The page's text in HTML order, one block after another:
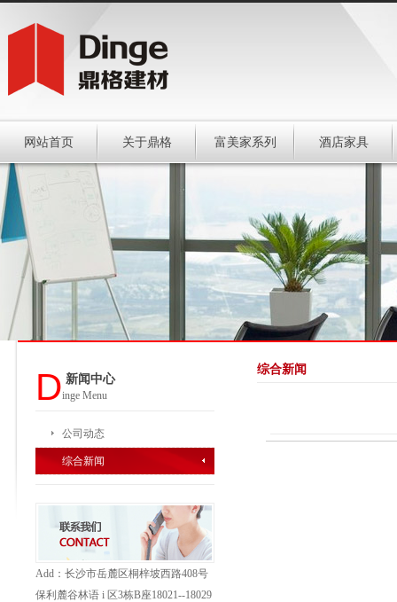
网站首页 关于鼎格 富美家系列 酒店家具
D 新闻中心
inge Menu
公司动态
综合新闻
Add：长沙市岳麓区桐梓坡西路408号
保利麓谷林语 i 区3栋B座18021--18029
综合新闻